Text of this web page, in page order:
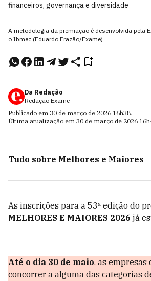
financeiros, governança e diversidade
A metodologia da premiação é desenvolvida pela
o Ibmec (Eduardo Frazão/Exame)
Da Redação
Redação Exame
Publicado em 30 de março de 2026 16h38.
Última atualização em 30 de março de 2026
Tudo sobre Melhores e Maiores
As inscrições para a 53ª edição do
MELHORES E MAIORES 2026 já
Até o dia 30 de maio, as
concorrer a alguma das categorias